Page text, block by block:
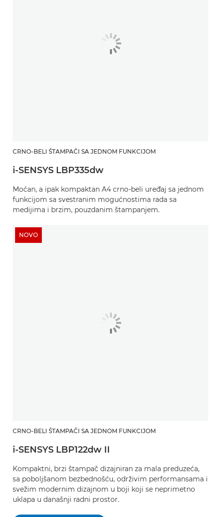
CRNO-BELI ŠTAMPAČI SA JEDNOM FUNKCIJOM
i-SENSYS LBP335dw
Moćan, a ipak kompaktan A4 crno-beli uređaj sa jednom
funkcijom sa svestranim mogućnostima rada sa
medijima i brzim, pouzdanim štampanjem.
NOVO
CRNO-BELI ŠTAMPAČI SA JEDNOM FUNKCIJOM
i-SENSYS LBP122dw II
Kompaktni, brzi štampač dizajniran za mala preduzeća,
sa poboljšanom bezbednošću, održivim performansama i
svežim modernim dizajnom u boji koji se neprimetno
uklapa u današnji radni prostor.